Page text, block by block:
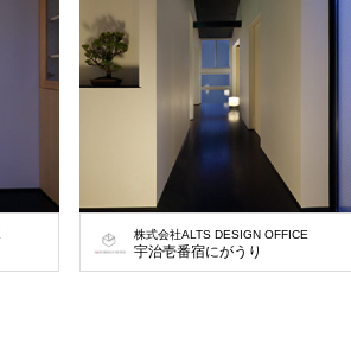
ェクトです。 京都宇治の街並みといえば瓦屋
株式会社ALTS DESIGN OFFICE
宇治壱番宿にがうり